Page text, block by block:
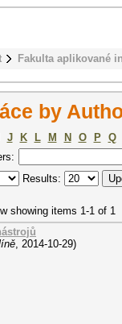
Fakulta aplikované
by
J K L M N O P
Q
Results:
showing items 1-1 of 1
, 2014-10-29)